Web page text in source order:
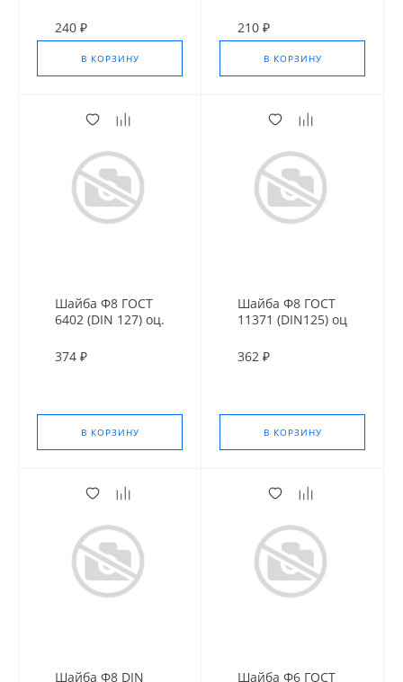
240 ₽
В КОРЗИНУ
210 ₽
В КОРЗИНУ
Шайба Ф8 ГОСТ
6402 (DIN 127) оц.
374 ₽
В КОРЗИНУ
Шайба Ф8 ГОСТ
11371 (DIN125) оц
362 ₽
В КОРЗИНУ
Шайба Ф8 DIN Шайба Ф6 ГОСТ